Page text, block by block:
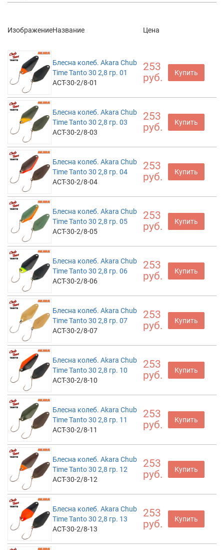
ИзображениеНазвание Цена
Блесна колеб. Akara Chub
Time Tanto 30 2,8 гр. 01
ACT-30-2/8-01
253
руб.
Купить
Блесна колеб. Akara Chub
Time Tanto 30 2,8 гр. 03
ACT-30-2/8-03
253
руб.
Купить
Блесна колеб. Akara Chub
Time Tanto 30 2,8 гр. 04
ACT-30-2/8-04
253
руб.
Купить
Блесна колеб. Akara Chub
Time Tanto 30 2,8 гр. 05
ACT-30-2/8-05
253
руб.
Купить
Блесна колеб. Akara Chub
Time Tanto 30 2,8 гр. 06
ACT-30-2/8-06
253
руб.
Купить
Блесна колеб. Akara Chub
Time Tanto 30 2,8 гр. 07
ACT-30-2/8-07
253
руб.
Купить
Блесна колеб. Akara Chub
Time Tanto 30 2,8 гр. 10
ACT-30-2/8-10
253
руб.
Купить
Блесна колеб. Akara Chub
Time Tanto 30 2,8 гр. 11
ACT-30-2/8-11
253
руб.
Купить
Блесна колеб. Akara Chub
Time Tanto 30 2,8 гр. 12
ACT-30-2/8-12
253
руб.
Купить
Блесна колеб. Akara Chub
Time Tanto 30 2,8 гр. 13
ACT-30-2/8-13
253
руб.
Купить